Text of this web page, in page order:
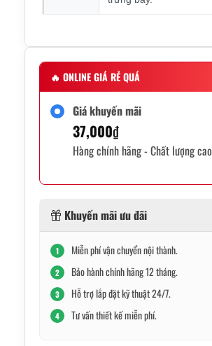
🔥 ONLINE GIÁ RẺ QUÁ
Giá khuyến mãi
37,000₫
Hàng chính hãng - Chất lượng cao
Khuyến mãi ưu đãi
1 Miễn phí vận chuyển nội thành.
2 Bảo hành chính hãng 12 tháng.
3 Hỗ trợ lắp đặt kỹ thuật 24/7.
4 Tư vấn thiết kế miễn phí.